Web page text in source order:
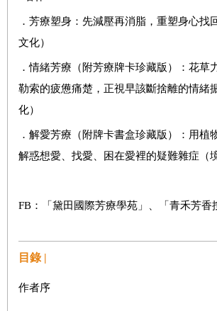
．芳療塑身：先減壓再消脂，重塑身心找
文化）
．情緒芳療（附芳療牌卡珍藏版）：花草
勒索的疲憊痛楚，正視早該斷捨離的情緒
化）
．解愛芳療（附牌卡書盒珍藏版）：用植
解惑想愛、找愛、困在愛裡的疑難雜症（
FB ：「黛田國際芳療學苑」、「青禾芳香
目錄 |
作者序